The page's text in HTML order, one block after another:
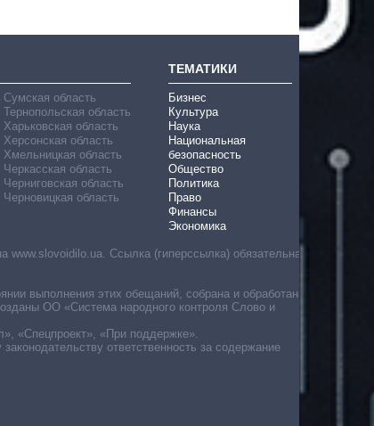
Сумская область
Тернопольская область
Харьковская область
Херсонская область
Хмельницкая область
Черкасская область
Черниговская область
Черновицкая область
ТЕМАТИКИ
Бизнес
Культура
Наука
Национальная
безопасность
Общество
Политика
Право
Финансы
Экономика
Ссылка (гиперссылка) обязательна
выполнения этих обещаний, собрана и обработана
ОО «Система народного контроля Слово и
«Спецпроект», «При поддержке».
ответственность за содержание